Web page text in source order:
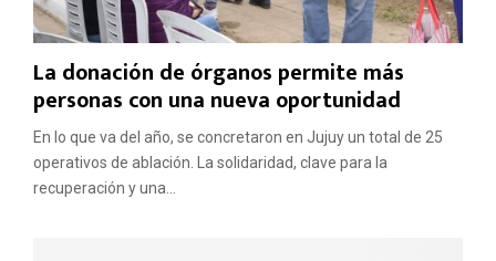
La donación de órganos permite más
personas con una nueva oportunidad
En lo que va del año, se concretaron en Jujuy un total de 25
operativos de ablación. La solidaridad, clave para la
recuperación y una...